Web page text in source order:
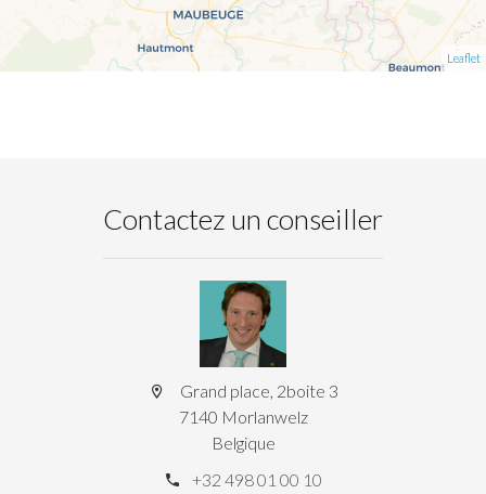
Leaflet
Contactez un conseiller
Grand place, 2boite 3
7140 Morlanwelz
Belgique
+32 498 01 00 10